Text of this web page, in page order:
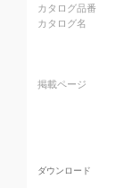
カタログ品番
カタログ名
掲載ページ
ダウンロード